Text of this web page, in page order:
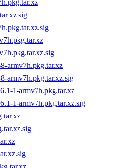
armv7h.pkg.tar.xz
armv7h.pkg.tar.xz.sig
1-armv7h.pkg.tar.xz
1-armv7h.pkg.tar.xz.sig